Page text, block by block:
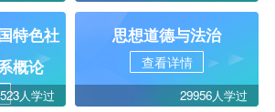
特色社
概论
人学过
思想道德与法治
查看详情
29956人学过